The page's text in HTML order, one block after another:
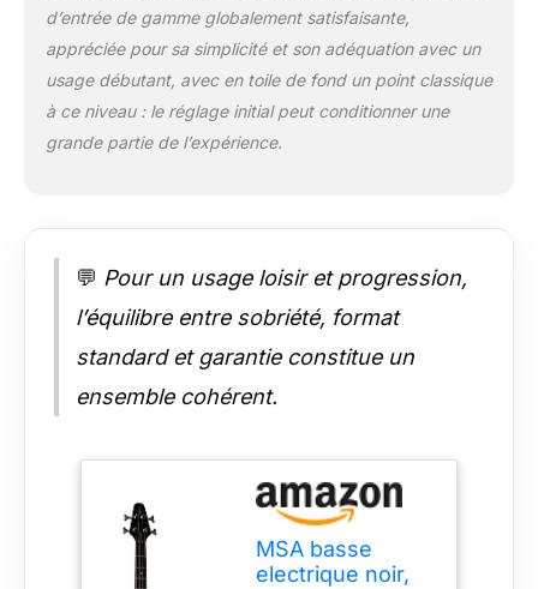
d’entrée de gamme globalement satisfaisante,
appréciée pour sa simplicité et son adéquation avec un
usage débutant, avec en toile de fond un point classique
à ce niveau : le réglage initial peut conditionner une
grande partie de l’expérience.
💬 Pour un usage loisir et progression,
l’équilibre entre sobriété, format
standard et garantie constitue un
ensemble cohérent.
MSA basse
electrique noir,